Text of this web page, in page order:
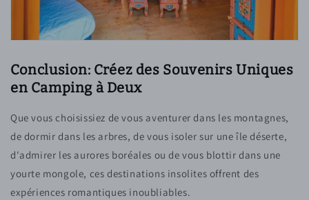
Conclusion: Créez des Souvenirs Uniques
en Camping à Deux
Que vous choisissiez de vous aventurer dans les montagnes,
de dormir dans les arbres, de vous isoler sur une île déserte,
d'admirer les aurores boréales ou de vous blottir dans une
yourte mongole, ces destinations insolites offrent des
expériences romantiques inoubliables.